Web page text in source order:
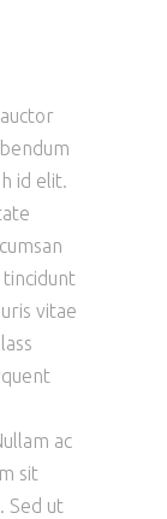
id elit.
tincidunt
vitae
ac
sit
Sed ut